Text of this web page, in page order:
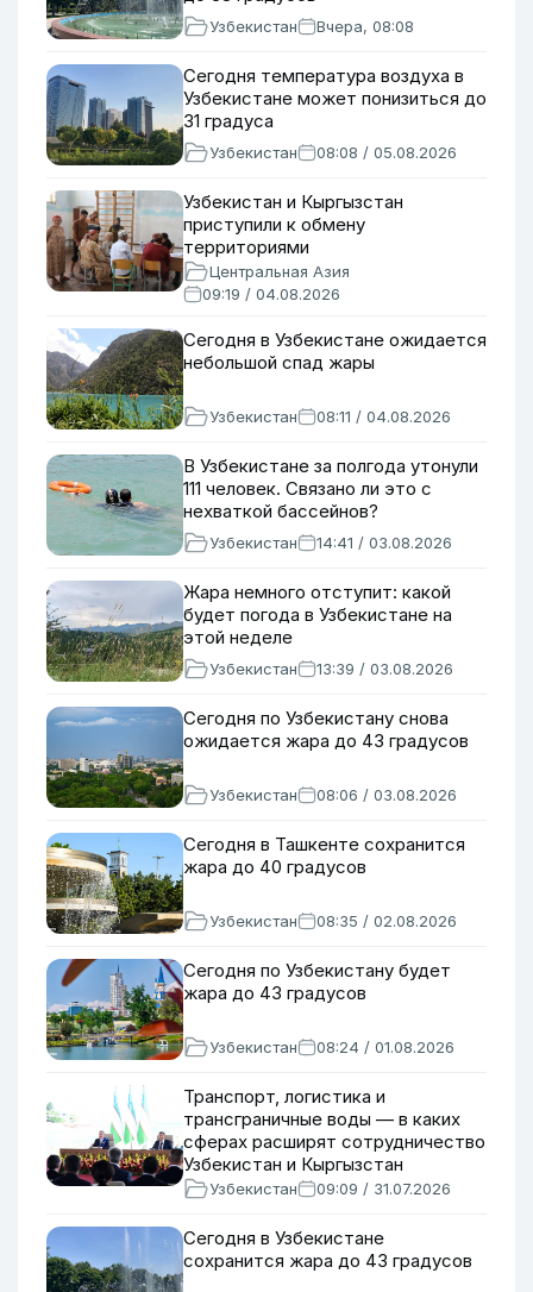
Узбекистан Вчера, 08:08
Сегодня температура воздуха в
Узбекистане может понизиться до
31 градуса
Узбекистан 08:08 / 05.08.2026
Узбекистан и Кыргызстан
приступили к обмену
территориями
Центральная Азия
09:19 / 04.08.2026
Сегодня в Узбекистане ожидается
небольшой спад жары
Узбекистан 08:11 / 04.08.2026
В Узбекистане за полгода утонули
111 человек. Связано ли это с
нехваткой бассейнов?
Узбекистан 14:41 / 03.08.2026
Жара немного отступит: какой
будет погода в Узбекистане на
этой неделе
Узбекистан 13:39 / 03.08.2026
Сегодня по Узбекистану снова
ожидается жара до 43 градусов
Узбекистан 08:06 / 03.08.2026
Сегодня в Ташкенте сохранится
жара до 40 градусов
Узбекистан 08:35 / 02.08.2026
Сегодня по Узбекистану будет
жара до 43 градусов
Узбекистан 08:24 / 01.08.2026
Транспорт, логистика и
трансграничные воды — в каких
сферах расширят сотрудничество
Узбекистан и Кыргызстан
Узбекистан 09:09 / 31.07.2026
Сегодня в Узбекистане
сохранится жара до 43 градусов